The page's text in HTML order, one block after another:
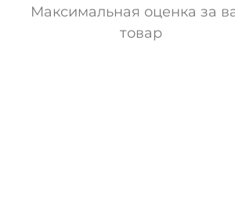
Максимальная оценка за
товар